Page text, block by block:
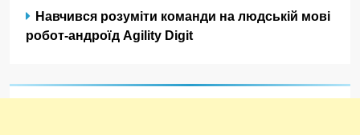
Навчився розуміти команди на людській мові
робот-андроїд Agility Digit